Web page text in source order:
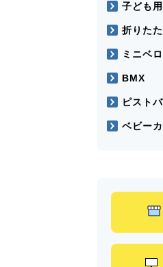
子ども
折りた
ミニベロ
BMX
ピスト
ベビー